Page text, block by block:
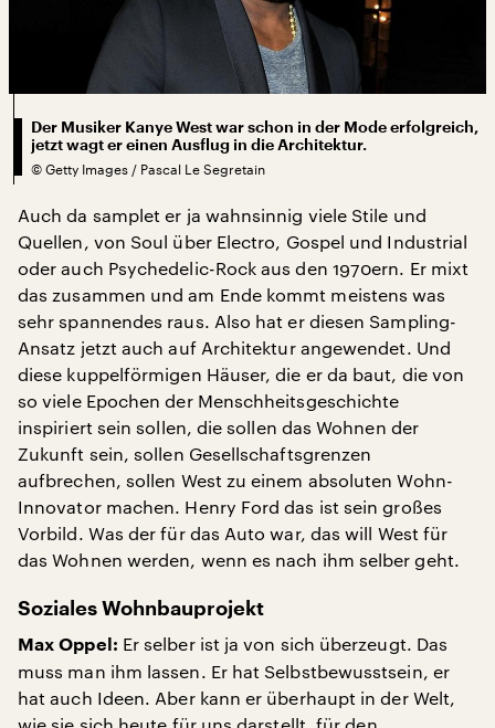
Der Musiker Kanye West war schon in der Mode erfolgreich,
jetzt wagt er einen Ausflug in die Architektur.
© Getty Images / Pascal Le Segretain
Auch da samplet er ja wahnsinnig viele Stile und
Quellen, von Soul über Electro, Gospel und Industrial
oder auch Psychedelic-Rock aus den 1970ern. Er mixt
das zusammen und am Ende kommt meistens was
sehr spannendes raus. Also hat er diesen Sampling-
Ansatz jetzt auch auf Architektur angewendet. Und
diese kuppelförmigen Häuser, die er da baut, die von
so viele Epochen der Menschheitsgeschichte
inspiriert sein sollen, die sollen das Wohnen der
Zukunft sein, sollen Gesellschaftsgrenzen
aufbrechen, sollen West zu einem absoluten Wohn-
Innovator machen. Henry Ford das ist sein großes
Vorbild. Was der für das Auto war, das will West für
das Wohnen werden, wenn es nach ihm selber geht.
Soziales Wohnbauprojekt
Max Oppel: Er selber ist ja von sich überzeugt. Das
muss man ihm lassen. Er hat Selbstbewusstsein, er
hat auch Ideen. Aber kann er überhaupt in der Welt,